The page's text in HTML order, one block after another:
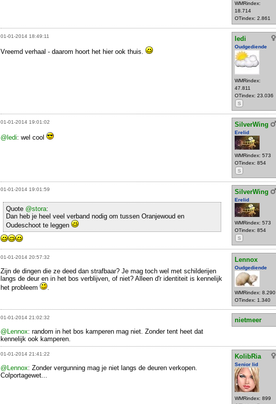
WMRindex:
18.714
OTindex: 2.861
01-01-2014 18:49:11 ledi
Oudgediende
WMRindex:
47.811
OTindex: 23.036
S
Vreemd verhaal - daarom hoort het hier ook thuis.
01-01-2014 19:01:02 SilverWing
Erelid
WMRindex: 573
OTindex: 854
S
@ledi: wel cool
01-01-2014 19:01:59 SilverWing
Erelid
WMRindex: 573
OTindex: 854
S
Quote @stora:
Dan heb je heel veel verband nodig om tussen Oranjewoud en
Oudeschoot te leggen
01-01-2014 20:57:32 Lennox
Oudgediende
WMRindex: 8.290
OTindex: 1.340
Zijn de dingen die ze deed dan strafbaar? Je mag toch wel met schilderijen
langs de deur en in het bos verblijven, of niet? Alleen d'r identiteit is kennelijk
het probleem
01-01-2014 21:02:32
nietmeer
@Lennox: random in het bos kamperen mag niet. Zonder tent heet dat
kennelijk ook kamperen.
01-01-2014 21:41:22 KolibRia
Senior lid
WMRindex: 899
@Lennox: Zonder vergunning mag je niet langs de deuren verkopen.
Colportagewet...